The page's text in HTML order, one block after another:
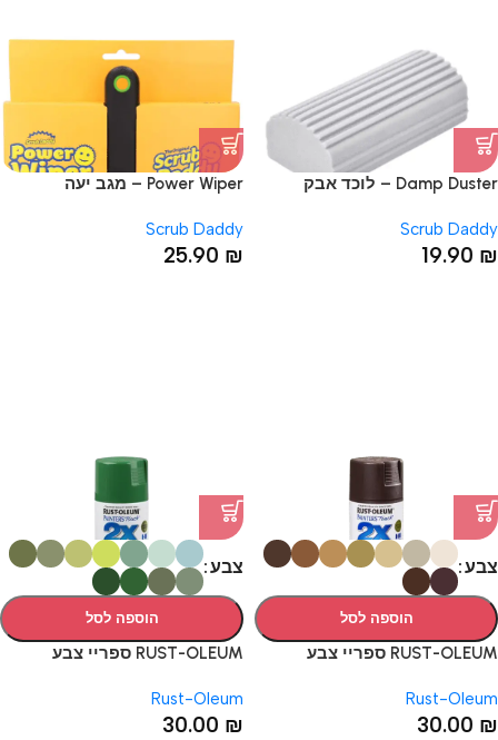
Damp Duster – לוכד אבק
Scrub Daddy
19.90 ₪
Power Wiper – מגב יעה
Scrub Daddy
25.90 ₪
צבע
הוספה לסל
RUST-OLEUM ספריי צבע
Rust-Oleum
30.00 ₪
צבע
הוספה לסל
RUST-OLEUM ספריי צבע
Rust-Oleum
30.00 ₪